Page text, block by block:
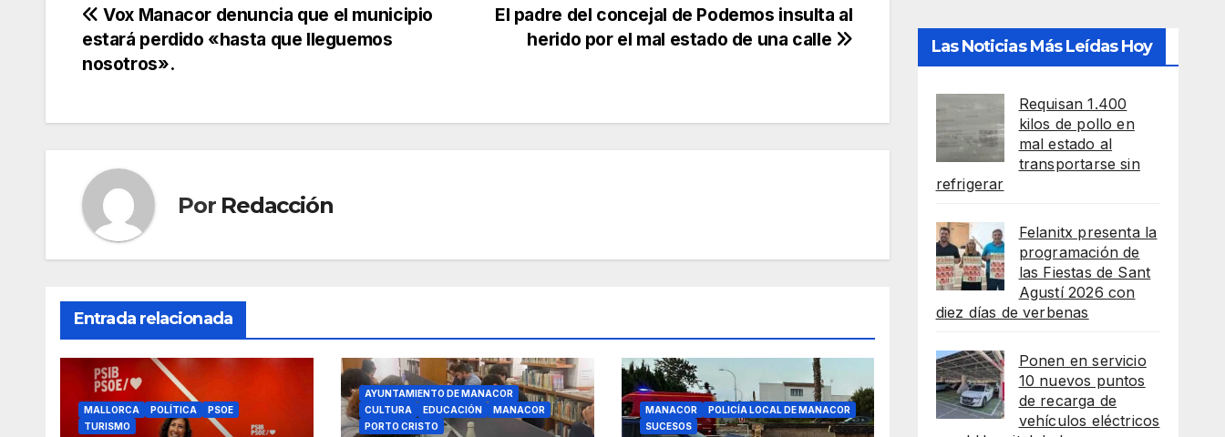
c
e
b
k
itt
er
ail at
s
e
gr
m
p
Navegación
de
El padre del concejal de Podemos insulta al
herido por el mal estado de una calle
Vox Manacor denuncia que el municipio
estará perdido «hasta que lleguemos
nosotros».
Por Redacción
Entrada relacionada
MALLORCA POLÍTICA
PSOE
TURISMO
AYUNTAMIENTO DE MANACOR
CULTURA
EDUCACIÓN
MANACOR
PORTO CRISTO
MANACOR
POLICÍA LOCAL DE MANACOR
SUCESOS
Las Noticias Más Leídas Hoy
Requisan 1.400
kilos de pollo en
mal estado al
transportarse sin
refrigerar
Felanitx presenta la
programación de
las Fiestas de Sant
Agustí 2026 con
diez días de verbenas
Ponen en servicio
10 nuevos puntos
de recarga de
vehículos eléctricos